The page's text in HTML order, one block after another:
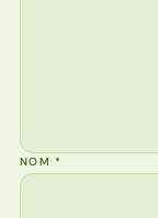
NOM*